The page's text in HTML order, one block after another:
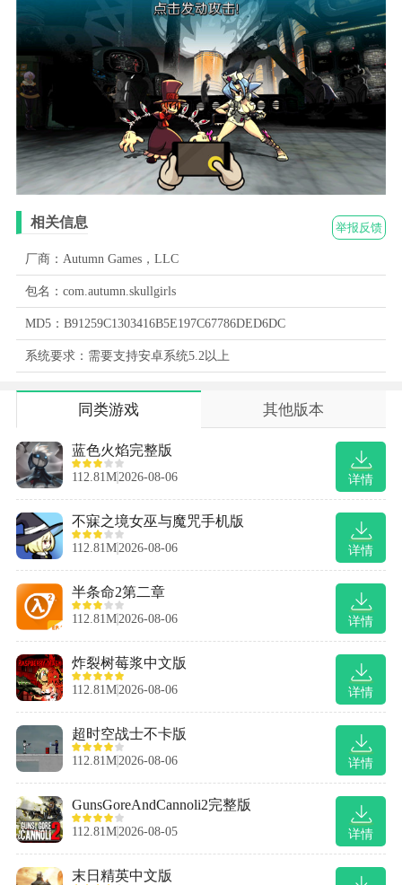
举报反馈
相关信息
厂商：Autumn Games，LLC
包名：com.autumn.skullgirls
MD5：B91259C1303416B5E197C67786DED6DC
系统要求：需要支持安卓系统5.2以上
同类游戏 其他版本
详情
蓝色火焰完整版
112.81M2026-08-06
详情
不寐之境女巫与魔咒手机版
112.81M2026-08-06
详情
半条命2第二章
112.81M2026-08-06
详情
炸裂树莓浆中文版
112.81M2026-08-06
详情
超时空战士不卡版
112.81M2026-08-06
详情
GunsGoreAndCannoli2完整版
112.81M2026-08-05
末日精英中文版